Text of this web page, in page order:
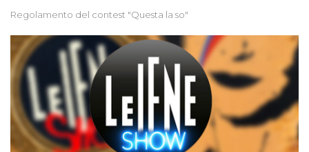
Regolamento del contest "Questa la so"